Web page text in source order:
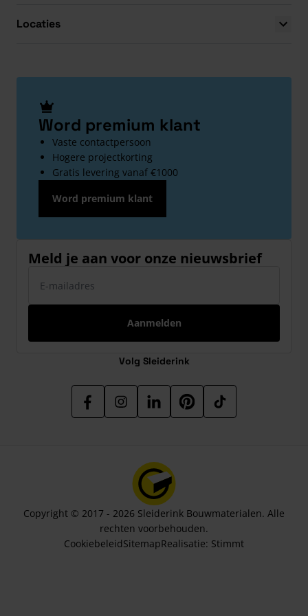
Locaties
Word premium klant
Vaste contactpersoon
Hogere projectkorting
Gratis levering vanaf €1000
Word premium klant
Meld je aan voor onze nieuwsbrief
Aanmelden
Volg Sleiderink
Copyright © 2017 - 2026 Sleiderink Bouwmaterialen. Alle
rechten voorbehouden.
CookiebeleidSitemapRealisatie: Stimmt